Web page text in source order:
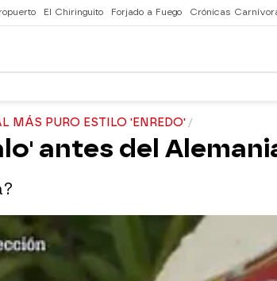
El Chiringuito Forjado a Fuego Crónicas
MÁS PURO ESTILO 'ENREDO'
antes del